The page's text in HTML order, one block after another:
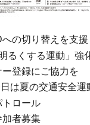
の切り替えを支援
るくする運動」強
登録にご協力を
は夏の交通安全運
トロール
者募集